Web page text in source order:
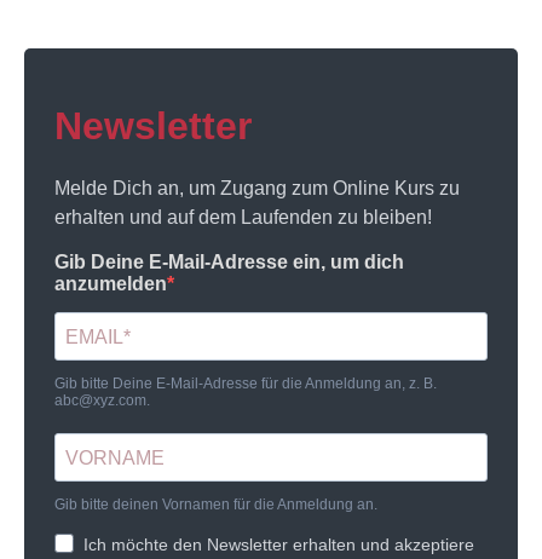
Newsletter
Melde Dich an, um Zugang zum Online Kurs zu
erhalten und auf dem Laufenden zu bleiben!
Gib Deine E-Mail-Adresse ein, um dich
anzumelden
Gib bitte Deine E-Mail-Adresse für die Anmeldung an, z. B.
abc@xyz.com.
Gib bitte deinen Vornamen für die Anmeldung an.
Ich möchte den Newsletter erhalten und akzeptiere